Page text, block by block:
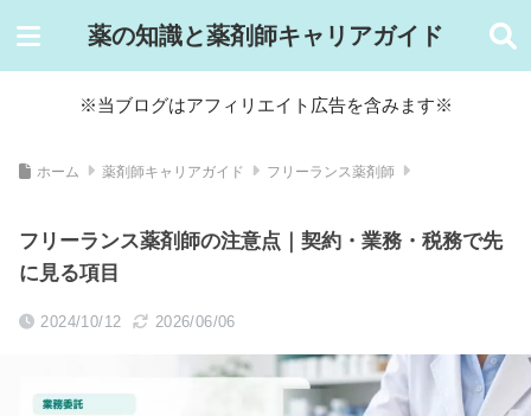
薬の知識と薬剤師キャリアガイド
※当ブログはアフィリエイト広告を含みます※
ホーム 薬剤師キャリアガイド フリーランス薬剤師
フリーランス薬剤師の注意点｜契約・業務・税務で先
に見る項目
2024/10/12 2026/06/06